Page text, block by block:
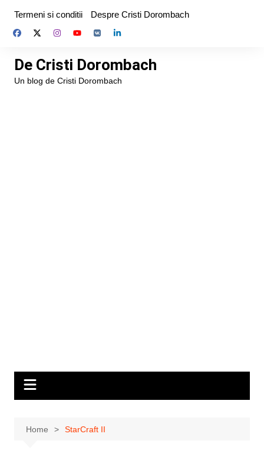
content
Termeni si conditii Despre Cristi Dorombach
De Cristi Dorombach
Un blog de Cristi Dorombach
Home StarCraft II